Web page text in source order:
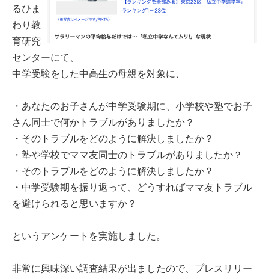
るひま
わり教
育研究
センターにて、
中学受験をした中高生の母親を対象に、
・あなたのお子さんが中学受験期に、小学校や塾でお子
さん同士で何かトラブルがありましたか？
・そのトラブルをどのように解決しましたか？
・塾や学校でママ友同士のトラブルがありましたか？
・そのトラブルをどのように解決しましたか？
・中学受験期を振り返って、どうすればママ友トラブル
を避けられると思いますか？
というアンケートを実施しました。
非常に興味深い調査結果が出ましたので、プレスリリー